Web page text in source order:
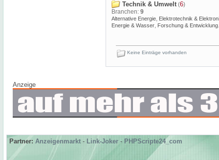
Technik & Umwelt(6)
Branchen: 9
Alternative Energie, Elektrotechnik &
Energie & Wasser, Forschung & Entwicklung
Keine Einträge vorhanden
Anzeige
Partner: Anzeigenmarkt - Link-Joker - PHPScripte24_com